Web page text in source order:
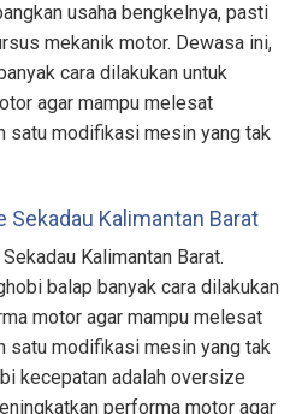
usaha bengkelnya, pasti
mekanik motor. Dewasa ini,
cara dilakukan untuk
agar mampu melesat
satu modifikasi mesin yang tak
Kalimantan Barat
Kalimantan Barat.
balap banyak cara dilakukan
motor agar mampu melesat
satu modifikasi mesin yang tak
kecepatan adalah oversize
performa motor agar